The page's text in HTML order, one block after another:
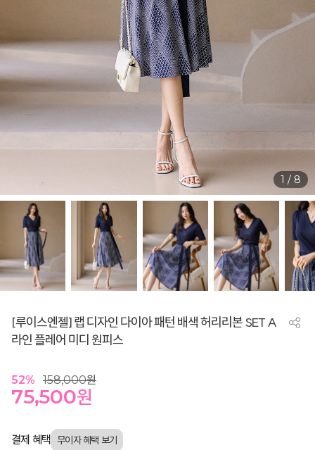
1 / 8
[루이스엔젤] 랩 디자인 다이아 패턴 배색 허리리본 SET A
라인 플레어 미디 원피스
52% 158,000원
75,500원
결제 혜택